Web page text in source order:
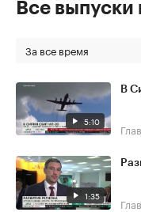
Все
За все время
5:10
В
1:35